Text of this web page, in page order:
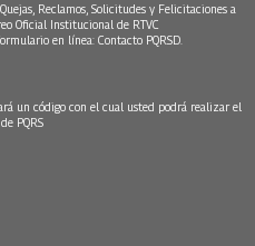
Reclamos, Solicitudes y Felicitaciones a
Oficial Institucional de RTVC
en línea: Contacto PQRSD.
un código con el cual usted podrá realizar el
PQRS